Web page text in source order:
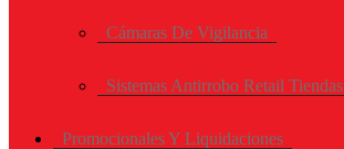
Cámaras De Vigilancia
Sistemas Antirrobo Retail Tiendas
Promocionales Y Liquidaciones